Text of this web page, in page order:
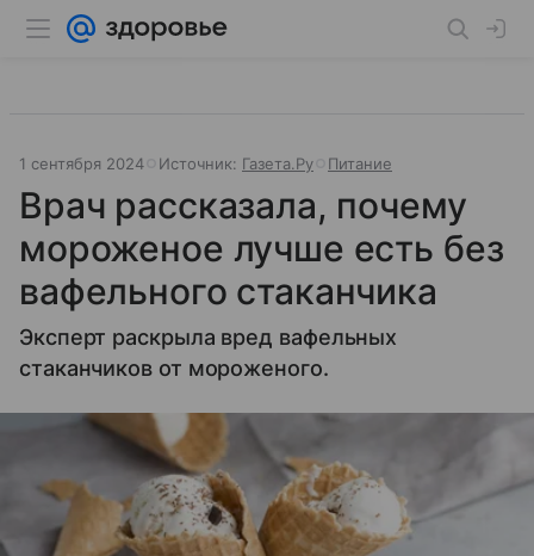
1 сентября 2024 Источник: Газета.Ру Питание
Врач рассказала, почему
мороженое лучше есть без
вафельного стаканчика
Эксперт раскрыла вред вафельных
стаканчиков от мороженого.